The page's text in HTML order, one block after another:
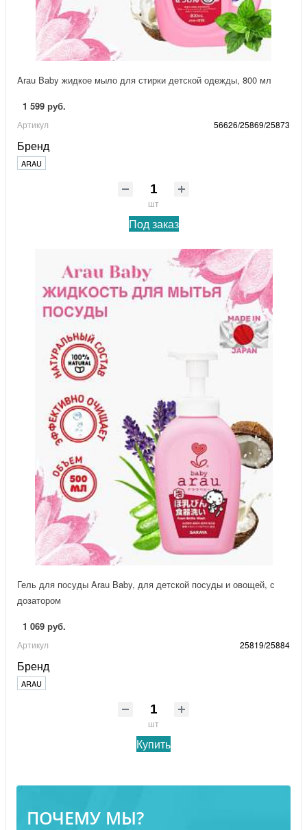
ПОЧЕМУ МЫ?
Arau Baby жидкое мыло для стирки детской одежды, 800 мл
1 599 руб.
Артикул 56626/25869/25873
Бренд
ARAU
шт
Под заказ
Гель для посуды Arau Baby, для детской посуды и овощей, с
дозатором
1 069 руб.
Артикул 25819/25884
Бренд
ARAU
шт
Купить